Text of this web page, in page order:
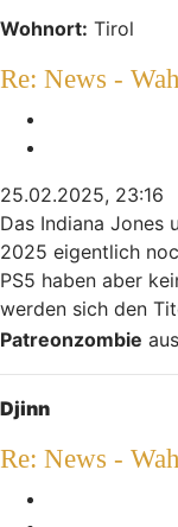
Wohnort: Tirol
Re: News -
25.02.2025, 23:16
Das Indiana Jones
2025 eigentlich
PS5 haben aber
werden sich den
Patreonzombie
Nach oben
Djinn
Re: News -